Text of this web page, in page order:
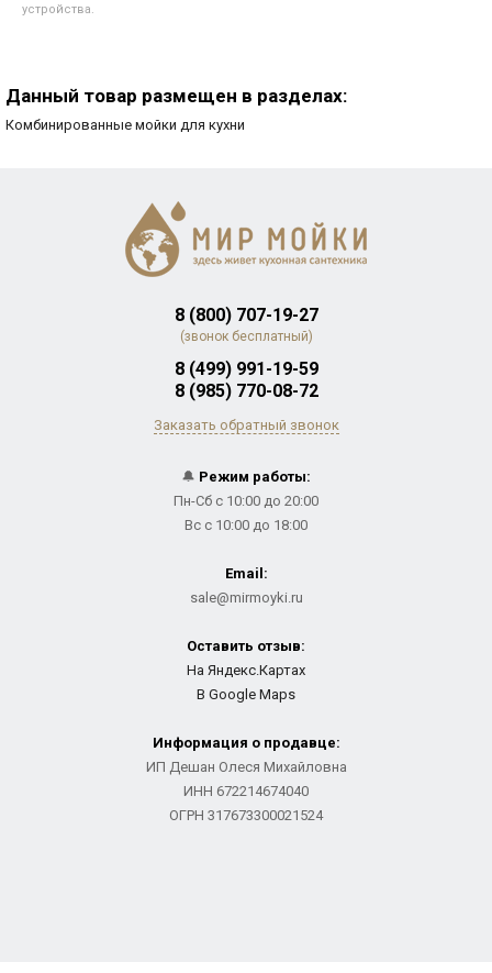
устройства.
Данный товар размещен в разделах:
Комбинированные мойки для кухни
8 (800) 707-19-27
(звонок бесплатный)
8 (499) 991-19-59
8 (985) 770-08-72
Заказать обратный звонок
🔔 Режим работы:
Пн-Сб с 10:00 до 20:00
Вс с 10:00 до 18:00
Email:
sale@mirmoyki.ru
Оставить отзыв:
На Яндекс.Картах
В Google Maps
Информация о продавце:
ИП Дешан Олеся Михайловна
ИНН 672214674040
ОГРН 317673300021524